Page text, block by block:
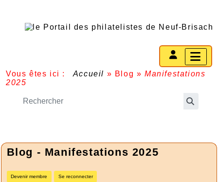
Vous êtes ici : Accueil » Blog »Manifestations
2025
Blog - Manifestations 2025
Devenir membre Se reconnecter